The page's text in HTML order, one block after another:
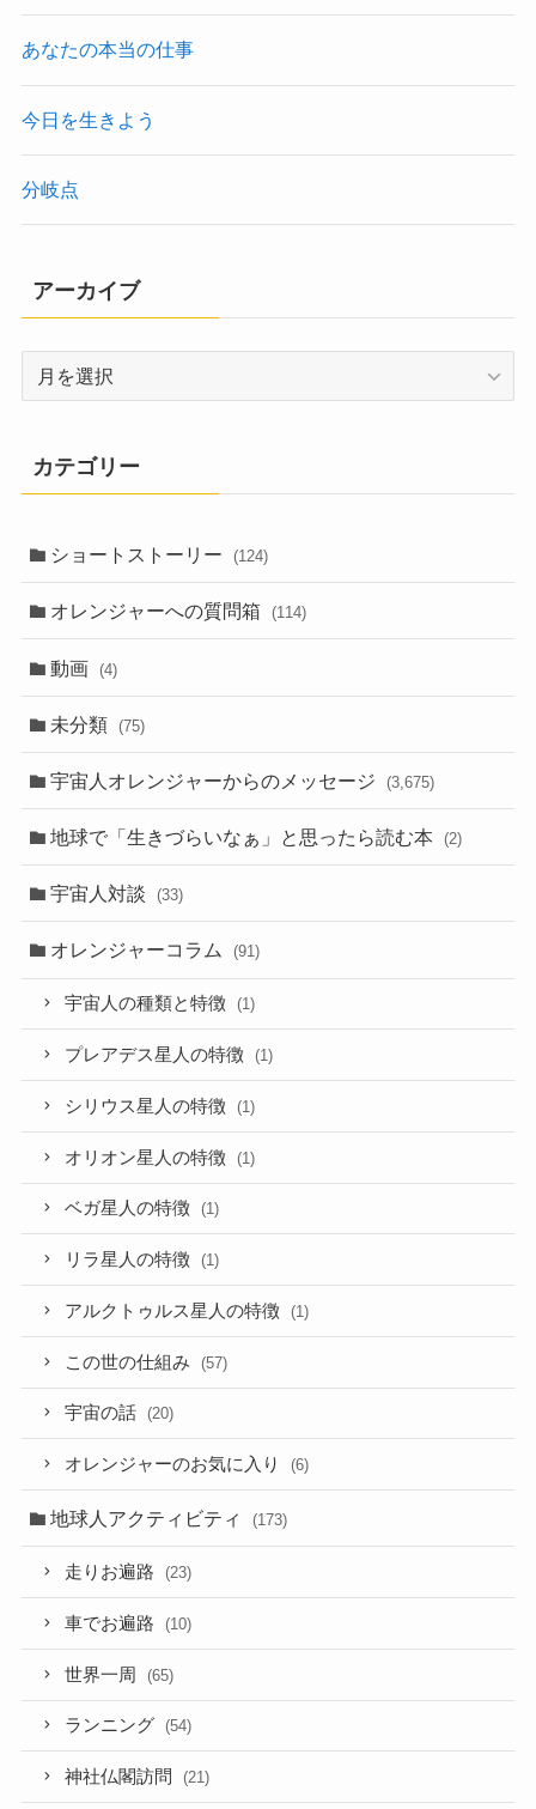
あなたの本当の仕事
今日を生きよう
分岐点
アーカイブ
ブ
カテゴリー
ショートストーリー (124)
オレンジャーへの質問箱 (114)
動画 (4)
未分類 (75)
宇宙人オレンジャーからのメッセージ (3,675)
地球で「生きづらいなぁ」と思ったら読む本 (2)
宇宙人対談 (33)
オレンジャーコラム (91)
宇宙人の種類と特徴 (1)
プレアデス星人の特徴 (1)
シリウス星人の特徴 (1)
オリオン星人の特徴 (1)
ベガ星人の特徴 (1)
リラ星人の特徴 (1)
アルクトゥルス星人の特徴 (1)
この世の仕組み (57)
宇宙の話 (20)
オレンジャーのお気に入り (6)
地球人アクティビティ (173)
走りお遍路 (23)
車でお遍路 (10)
世界一周 (65)
ランニング (54)
神社仏閣訪問 (21)